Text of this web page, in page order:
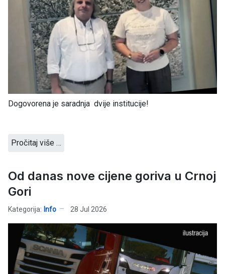
Dogovorena je saradnja dvije institucije!
Pročitaj više …
Od danas nove cijene goriva u Crnoj
Gori
Kategorija: Info 28 Jul 2026